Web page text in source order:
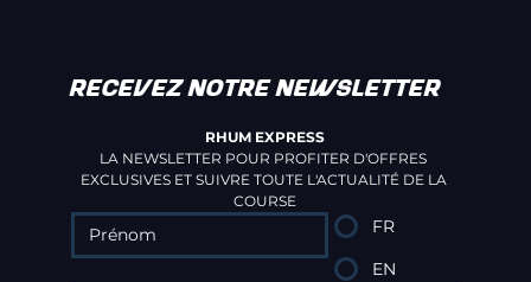
RECEVEZ NOTRE NEWSLETTER
RHUM EXPRESS
LA NEWSLETTER POUR PROFITER D'OFFRES
EXCLUSIVES ET SUIVRE TOUTE L'ACTUALITÉ DE LA
COURSE
FR
EN